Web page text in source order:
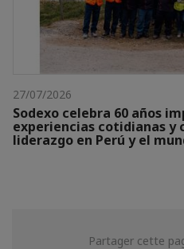
27/07/2026
Sodexo celebra 60 años
experiencias cotidianas y
liderazgo en Perú y el
Partager cette